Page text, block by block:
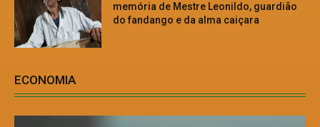
memória de Mestre Leonildo, guardião
do fandango e da alma caiçara
ECONOMIA